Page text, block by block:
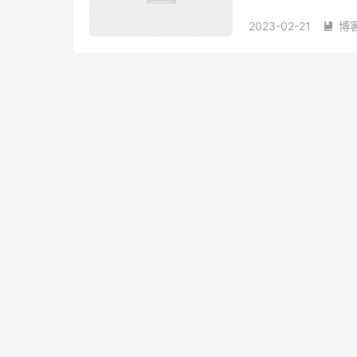
2023-02-21  博